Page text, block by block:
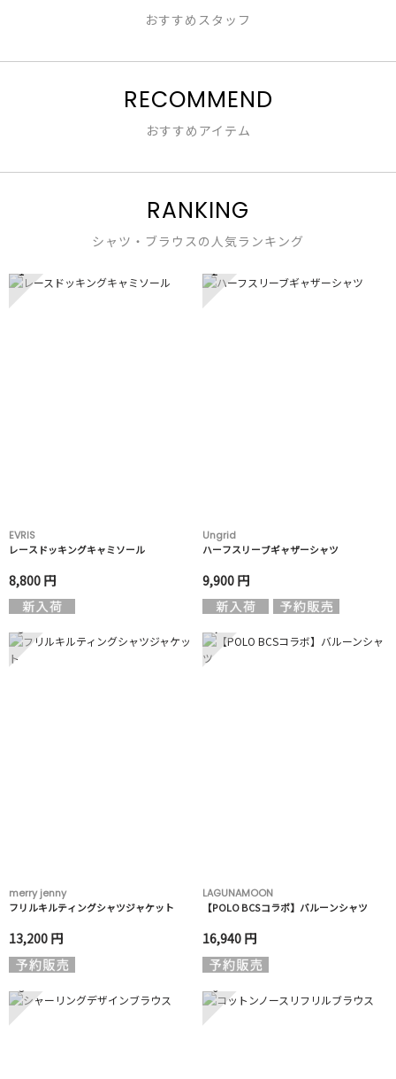
おすすめスタッフ
RECOMMEND
おすすめアイテム
RANKING
シャツ・ブラウスの人気ランキング
1
EVRIS
レースドッキングキャミソール
8,800 円
2
Ungrid
ハーフスリーブギャザーシャツ
9,900 円
3
merry jenny
フリルキルティングシャツジャケット
13,200 円
4
LAGUNAMOON
【POLO BCSコラボ】バルーンシャツ
16,940 円
5 6